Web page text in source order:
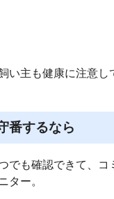
い主も健康に注意し
番するなら
でも確認できて、コ
ター。